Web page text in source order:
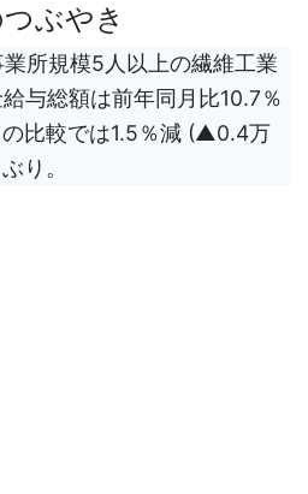
ぶやき
所規模5人以上の繊維工業
与総額は前年同月比10.7％
比較では1.5％減 (▲0.4万
り。